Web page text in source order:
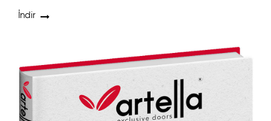
İndir